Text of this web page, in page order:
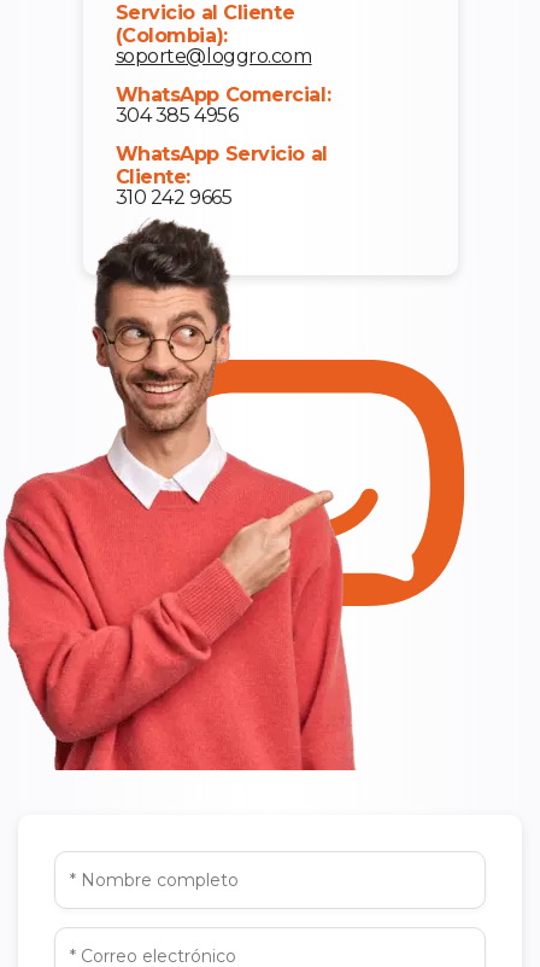
Servicio al Cliente
(Colombia):
soporte@loggro.com
WhatsApp Comercial:
304 385 4956
WhatsApp Servicio al
Cliente:
310 242 9665